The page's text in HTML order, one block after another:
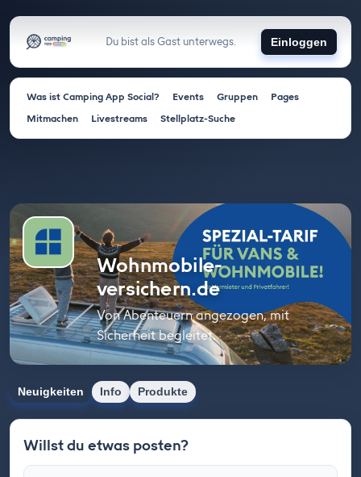
Du bist als Gast unterwegs. Einloggen
Was ist Camping App Social? Events Gruppen
Pages
Mitmachen
Livestreams Stellplatz-Suche
Wohnmobile-
versichern.de
Von Abenteuern angezogen, mit
Sicherheit begleitet.
Neuigkeiten Info Produkte
Willst du etwas posten?